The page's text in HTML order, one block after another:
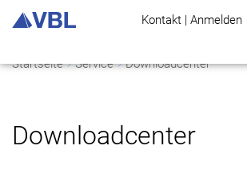
Kontakt | Anmelden
Startseite Service Downloadcenter
Downloadcenter